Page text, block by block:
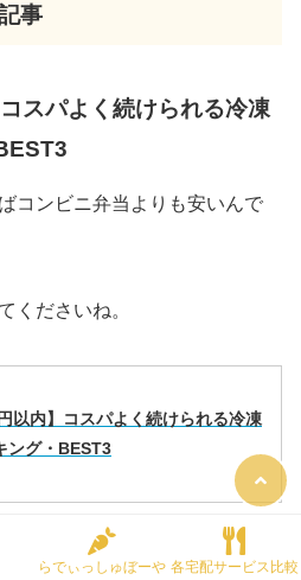
事
スパよく続けられる冷凍
コンビニ弁当よりも安いんで
くださいね。
以内】コスパよく続けられる冷凍
ング・BEST3
らでぃっしゅぼーや 各宅配サービス比較